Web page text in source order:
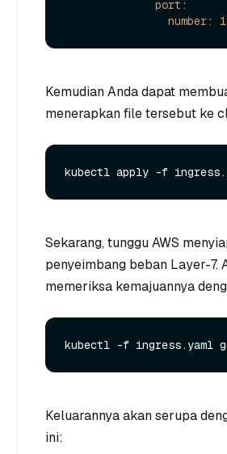
port:
number:
Kemudian Anda dapat
menerapkan file tersebut ke
Sekarang, tunggu AWS
penyeimbang beban Layer-7.
memeriksa kemajuannya
Keluarannya akan serupa
ini: